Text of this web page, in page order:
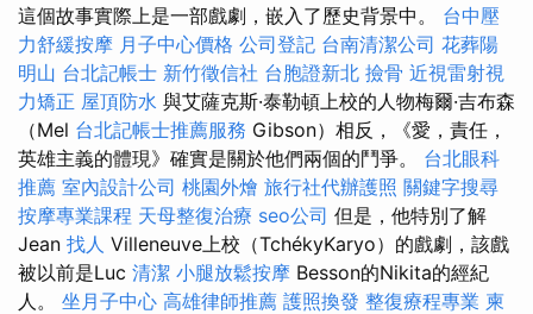
這個故事實際上是一部戲劇，嵌入了歷史背景中。 台中壓
力舒緩按摩 月子中心價格 公司登記 台南清潔公司 花葬陽
明山 台北記帳士 新竹徵信社 台胞證新北 撿骨 近視雷射視
力矯正 屋頂防水 與艾薩克斯·泰勒頓上校的人物梅爾·吉布森
（Mel 台北記帳士推薦服務 Gibson）相反，《愛，責任，
英雄主義的體現》確實是關於他們兩個的鬥爭。 台北眼科
推薦 室內設計公司 桃園外燴 旅行社代辦護照 關鍵字搜尋
按摩專業課程 天母整復治療 seo公司 但是，他特別了解
Jean 找人 Villeneuve上校（TchékyKaryo）的戲劇，該戲
被以前是Luc 清潔 小腿放鬆按摩 Besson的Nikita的經紀
人。 坐月子中心 高雄律師推薦 護照換發 整復療程專業 柬